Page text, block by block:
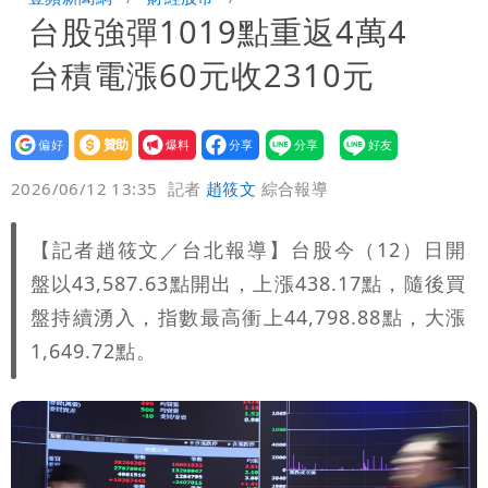
明典曝後續變化
97萬網紅「肥大叔」驚傳猝逝！最後身
影曝 網驚覺不對
慈濟遭詐10億！律師看聲明揪「3點
怪」：不像被害人
藍昔狂譙擋疫苗 慈濟真變「世紀大騙
局」！網朝聖翻車文笑了
慈濟被騙10億！陳時中一語成讖 王必
勝：時間久看出睿智
老公外遇修復內幕！欣西亞曬牽手照「2
人身體卻僵硬」
白海豚最快下午海警！大雨襲7縣市 明
恐發陸警
BNT採購遭詐10.6億！網紅稱慈濟聲明
「疑點重重」
台股強彈1019點重返4萬4
台積電漲60元收2310元
設為
贊助
我要
爆料
2026/06/12 13:35 記者 趙筱文 綜合報導
【記者趙筱文／台北報導】台股今（12）日開
盤以43,587.63點開出，上漲438.17點，隨後買
盤持續湧入，指數最高衝上44,798.88點，大漲
1,649.72點。